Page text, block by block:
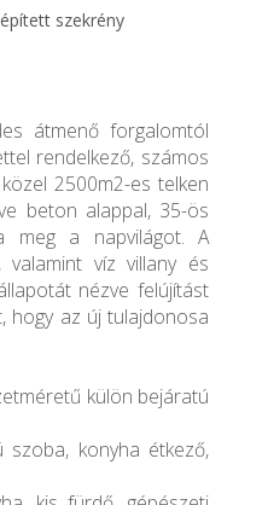
szekrény
átmenő forgalomtól
rendelkező, számos
2500m2-es telken
beton alappal, 35-ös
meg a napvilágot. A
víz villany és
nézve felújítást
hogy az új tulajdonosa
külön bejáratú
szoba, konyha étkező,